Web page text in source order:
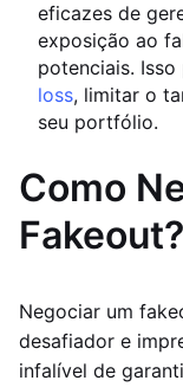
eficazes de
exposição ao
potenciais.
loss, limitar o
seu portfólio.
Como
Fakeout?
Negociar um
desafiador e
infalível de